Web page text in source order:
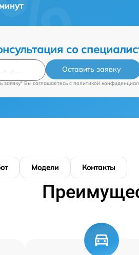
со
Оставить заявку
заявку" Вы соглашаетесь c политикой
Модели Контакты